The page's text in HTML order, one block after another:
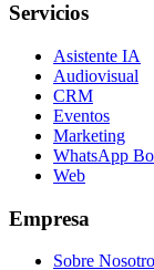
Servicios
Asistente IA
Audiovisual
CRM
Eventos
Marketing
WhatsApp
Web
Empresa
Sobre